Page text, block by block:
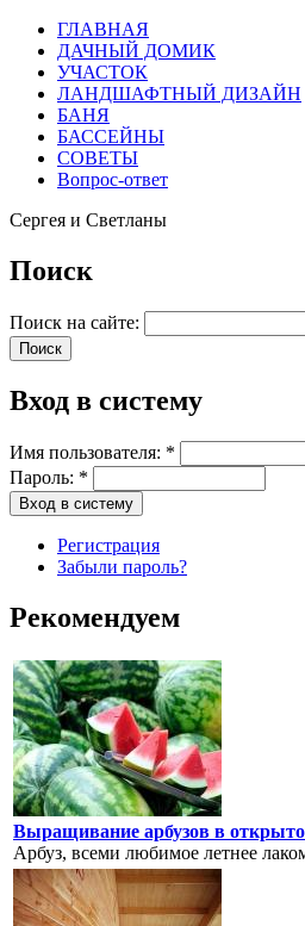
ГЛАВНАЯ
ДАЧНЫЙ ДОМИК
УЧАСТОК
ЛАНДШАФТНЫЙ ДИЗАЙН
БАНЯ
БАССЕЙНЫ
СОВЕТЫ
Вопрос-ответ
Сергея и Светланы
Поиск
Поиск на сайте:
Вход в систему
Имя пользователя: *
Пароль: *
Регистрация
Забыли пароль?
Рекомендуем
Выращивание арбузов в
Арбуз, всеми любимое летнее